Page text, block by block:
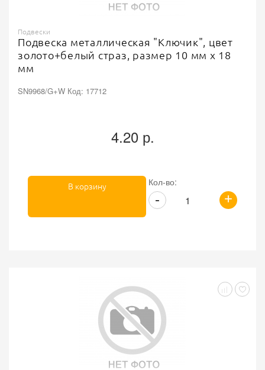
Подвески
Подвеска металлическая "Ключик", цвет
золото+белый страз, размер 10 мм х 18
мм
SN9968/G+W Код: 17712
4.20 р.
Кол-во:
+
-
В корзину